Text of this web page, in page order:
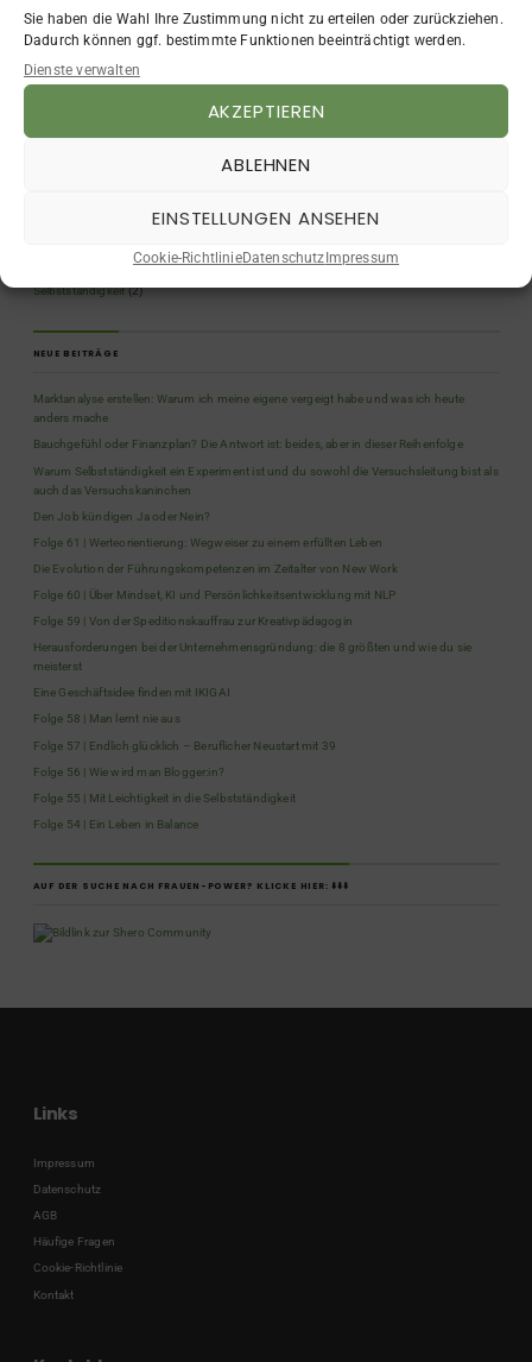
Sie haben die Wahl Ihre Zustimmung nicht zu erteilen oder zurückziehen.
Dadurch können ggf. bestimmte Funktionen beeinträchtigt werden.
Dienste verwalten
AKZEPTIEREN
ABLEHNEN
EINSTELLUNGEN ANSEHEN
Cookie-RichtlinieDatenschutz Impressum
Existenzgründung(9)
Frauen(4)
Selbstständigkeit(2)
NEUE BEITRÄGE
Marktanalyse erstellen: Warum ich meine eigene vergeigt habe und was ich heute
anders mache
Bauchgefühl oder Finanzplan? Die Antwort ist: beides, aber in dieser Reihenfolge
Warum Selbstständigkeit ein Experiment ist und du sowohl die Versuchsleitung bist als
auch das Versuchskaninchen
Den Job kündigen Ja oder Nein?
Folge 61 | Werteorientierung: Wegweiser zu einem erfüllten Leben
Die Evolution der Führungskompetenzen im Zeitalter von New Work
Folge 60 | Über Mindset, KI und Persönlichkeitsentwicklung mit NLP
Folge 59 | Von der Speditionskauffrau zur Kreativpädagogin
Herausforderungen bei der Unternehmensgründung: die 8 größten und wie du sie
meisterst
Eine Geschäftsidee finden mit IKIGAI
Folge 58 | Man lernt nie aus
Folge 57 | Endlich glücklich – Beruflicher Neustart mit 39
Folge 56 | Wie wird man Blogger:in?
Folge 55 | Mit Leichtigkeit in die Selbstständigkeit
Folge 54 | Ein Leben in Balance
AUF DER SUCHE NACH FRAUEN-POWER? KLICKE HIER: ⬇️⬇️⬇️
Links
Impressum
Datenschutz
AGB
Häufige Fragen
Cookie-Richtlinie
Kontakt